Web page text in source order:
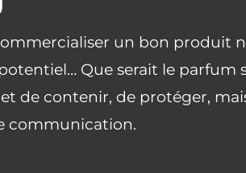
un bon produit
Que serait le parfum
de contenir, de protéger,
communication.